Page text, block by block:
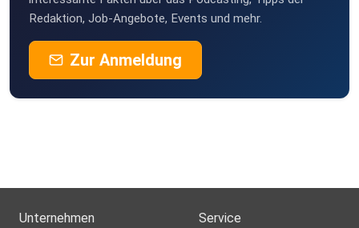
Redaktion, Job-Angebote, Events und mehr.
Zur Anmeldung
Unternehmen Service